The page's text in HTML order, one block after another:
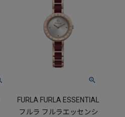
FURLA FURLA ESSENTIAL
フルラ フルラエッセンシ